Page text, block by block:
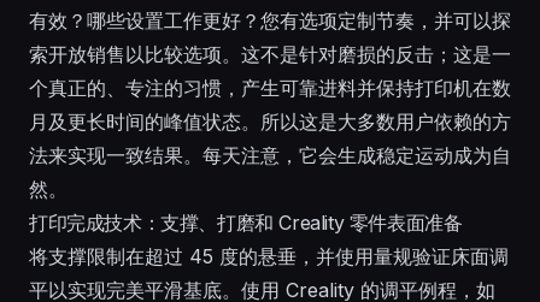
有效？哪些设置工作更好？您有选项定制节奏，并可以探
索开放销售以比较选项。这不是针对磨损的反击；这是一
个真正的、专注的习惯，产生可靠进料并保持打印机在数
月及更长时间的峰值状态。所以这是大多数用户依赖的方
法来实现一致结果。每天注意，它会生成稳定运动成为自
然。
打印完成技术：支撑、打磨和 Creality 零件表面准备
将支撑限制在超过 45 度的悬垂，并使用量规验证床面调
平以实现完美平滑基底。使用 Creality 的调平例程，如